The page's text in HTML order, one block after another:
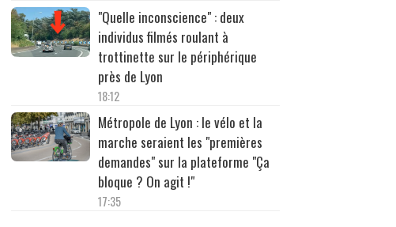
"Quelle inconscience" : deux
individus filmés roulant à
trottinette sur le périphérique
près de Lyon
18:12
Métropole de Lyon : le vélo et la
marche seraient les "premières
demandes" sur la plateforme "Ça
bloque ? On agit !"
17:35